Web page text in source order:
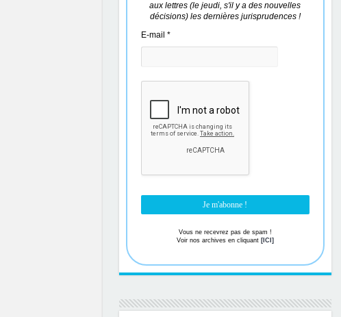
aux lettres (le jeudi, s'il y a des nouvelles
décisions) les dernières jurisprudences !
E-mail *
Vous ne recevrez pas de spam !
Voir nos archives en cliquant [ICI]